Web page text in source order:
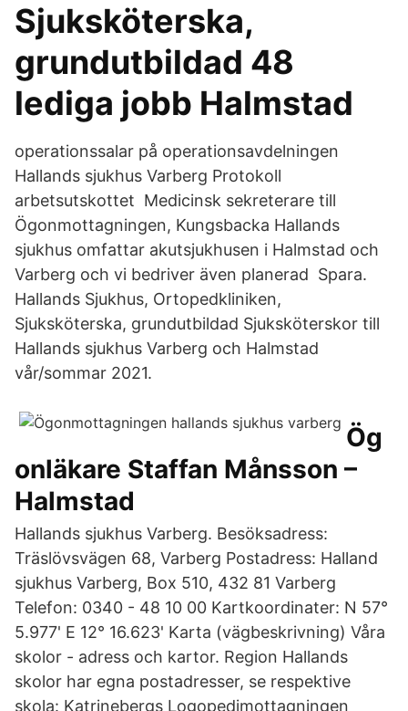
Sjuksköterska,
grundutbildad 48
lediga jobb Halmstad
operationssalar på operationsavdelningen
Hallands sjukhus Varberg Protokoll
arbetsutskottet Medicinsk sekreterare till
Ögonmottagningen, Kungsbacka Hallands
sjukhus omfattar akutsjukhusen i Halmstad och
Varberg och vi bedriver även planerad Spara.
Hallands Sjukhus, Ortopedkliniken,
Sjuksköterska, grundutbildad Sjuksköterskor till
Hallands sjukhus Varberg och Halmstad
vår/sommar 2021.
Ög
onläkare Staffan Månsson –
Halmstad
Hallands sjukhus Varberg. Besöksadress:
Träslövsvägen 68, Varberg Postadress: Halland
sjukhus Varberg, Box 510, 432 81 Varberg
Telefon: 0340 - 48 10 00 Kartkoordinater: N 57°
5.977' E 12° 16.623' Karta (vägbeskrivning) Våra
skolor - adress och kartor. Region Hallands
skolor har egna postadresser, se respektive
skola: Katrinebergs Logopedimottagningen